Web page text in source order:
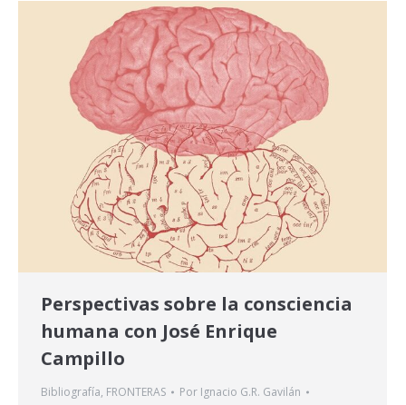
Perspectivas sobre la consciencia
humana con José Enrique
Campillo
Bibliografía, FRONTERAS Por Ignacio G.R. Gavilán